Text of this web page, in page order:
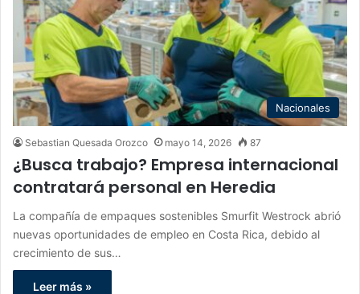
Nacionales
Sebastian Quesada Orozco mayo 14, 2026 87
¿Busca trabajo? Empresa internacional
contratará personal en Heredia
La compañía de empaques sostenibles Smurfit Westrock abrió
nuevas oportunidades de empleo en Costa Rica, debido al
crecimiento de sus…
Leer más »